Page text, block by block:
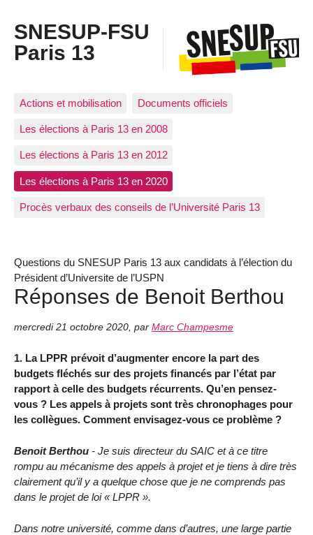
SNESUP-FSU
Paris 13
Actions et mobilisation Documents officiels
Les élections à Paris 13 en 2008
Les élections à Paris 13 en 2012
Les élections à Paris 13 en 2020
Procès verbaux des conseils de l’Université Paris 13
Questions du SNESUP Paris 13 aux candidats à l’élection du
Président d’Universite de l’USPN
Réponses de Benoit Berthou
mercredi 21 octobre 2020, par Marc Champesme
1. La LPPR prévoit d’augmenter encore la part des
budgets fléchés sur des projets financés par l’état par
rapport à celle des budgets récurrents. Qu’en pensez-
vous ? Les appels à projets sont très chronophages pour
les collègues. Comment envisagez-vous ce problème ?
Benoit Berthou - Je suis directeur du SAIC et à ce titre
rompu au mécanisme des appels à projet et je tiens à dire très
clairement qu’il y a quelque chose que je ne comprends pas
dans le projet de loi « LPPR ».
Dans notre université, comme dans d’autres, une large partie